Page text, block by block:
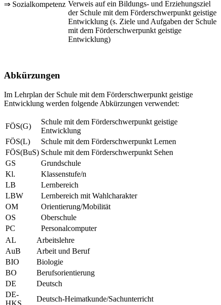
⇒ Sozialkompetenz Verweis auf ein Bildungs- und Erziehungsziel
der Schule mit dem Förderschwerpunkt geistige
Entwicklung (s. Ziele und Aufgaben der Schule
mit dem Förderschwerpunkt geistige
Entwicklung)
Abkürzungen
Im Lehrplan der Schule mit dem Förderschwerpunkt geistige
Entwicklung werden folgende Abkürzungen verwendet:
FÖS(G)
Schule mit dem Förderschwerpunkt geistige
Entwicklung
FÖS(L)
Schule mit dem Förderschwerpunkt Lernen
FÖS(BuS) Schule mit dem Förderschwerpunkt Sehen
GS
Grundschule
Kl.
Klassenstufe/n
LB
Lernbereich
LBW
Lernbereich mit Wahlcharakter
OM
Orientierung/Mobilität
OS
Oberschule
PC
Personalcomputer
AL
Arbeitslehre
AuB
Arbeit und Beruf
BIO
Biologie
BO
Berufsorientierung
DE
Deutsch
DE-
HKS
Deutsch-Heimatkunde/Sachunterricht